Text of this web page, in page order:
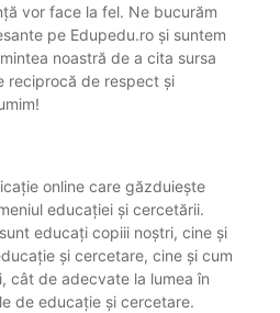
vor face la fel. Ne bucurăm
pe Edupedu.ro și suntem
noastră de a cita sursa
reciprocă de respect și
online care găzduiește
educației și cercetării.
educați copiii noștri, cine și
și cercetare, cine și cum
cât de adecvate la lumea în
de educație și cercetare.